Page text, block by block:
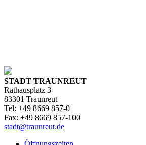
STADT TRAUNREUT
Rathausplatz 3
83301 Traunreut
Tel: +49 8669 857-0
Fax: +49 8669 857-100
stadt@traunreut.de